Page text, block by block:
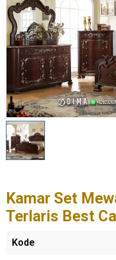
Kamar Set
Terlaris Best
Kode